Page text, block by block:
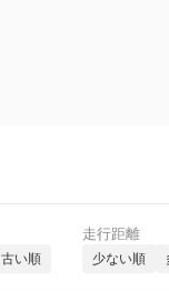
古い順
走行距離
少ない順